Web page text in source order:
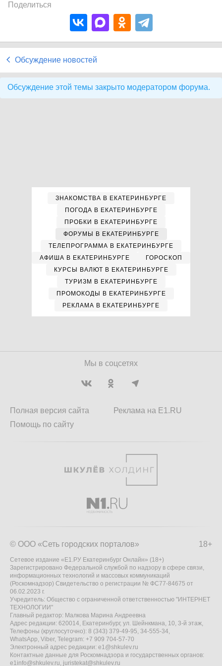
Поделиться
Обсуждение новостей
Обсуждение этой темы закрыто модератором форума.
ЗНАКОМСТВА В ЕКАТЕРИНБУРГЕ
ПОГОДА В ЕКАТЕРИНБУРГЕ
ПРОБКИ В ЕКАТЕРИНБУРГЕ
ФОРУМЫ В ЕКАТЕРИНБУРГЕ
ТЕЛЕПРОГРАММА В ЕКАТЕРИНБУРГЕ
АФИША В ЕКАТЕРИНБУРГЕ
ГОРОСКОП
КУРСЫ ВАЛЮТ В ЕКАТЕРИНБУРГЕ
ТУРИЗМ В ЕКАТЕРИНБУРГЕ
ПРОМОКОДЫ В ЕКАТЕРИНБУРГЕ
РЕКЛАМА В ЕКАТЕРИНБУРГЕ
Мы в соцсетях
Полная версия сайта
Помощь по сайту
Реклама на E1.RU
18+
© ООО «Сеть городских порталов»
Сетевое издание «Е1.РУ Екатеринбург Онлайн» (18+)
Зарегистрировано Федеральной службой по надзору в сфере связи,
информационных технологий и массовых коммуникаций
(Роскомнадзор) Свидетельство о регистрации № ФС77-84675 от
06.02.2023 г.
Учредитель: Общество с ограниченной ответственностью "ИНТЕРНЕТ
ТЕХНОЛОГИИ"
Главный редактор: Малкова Марина Андреевна
Адрес редакции: 620014, Екатеринбург, ул. Шейнкмана, 10, 3-й этаж,
Телефоны (круглосуточно): 8 (343) 379-49-95, 34-555-34,
WhatsApp, Viber, Telegram: +7 909 704-57-70
Электронный адрес редакции: e1@shkulev.ru
Контактные данные для Роскомнадзора и государственных органов:
e1info@shkulev.ru, juristekat@shkulev.ru